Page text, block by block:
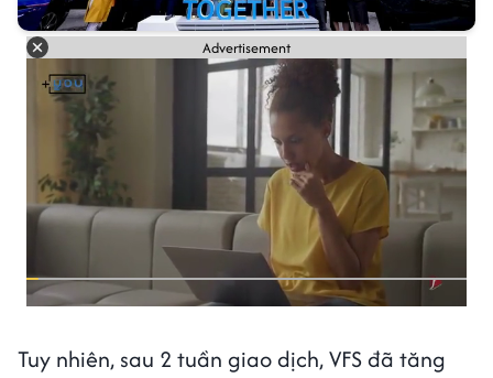
Advertisement
Tuy nhiên, sau 2 tuần giao dịch, VFS đã tăng